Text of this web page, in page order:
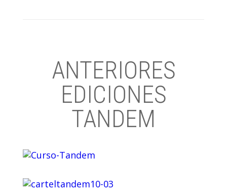
ANTERIORES
EDICIONES
TANDEM